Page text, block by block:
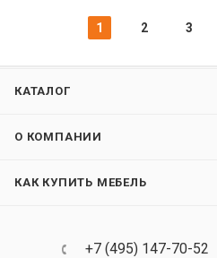
1 2 3
КАТАЛОГ
О КОМПАНИИ
КАК КУПИТЬ МЕБЕЛЬ
+7 (495) 147-70-52